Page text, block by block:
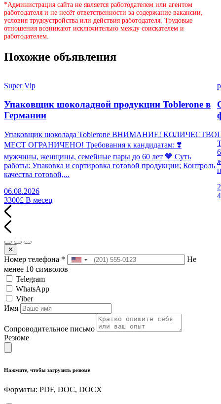
*Администрация сайта не является работодателем или агентом
работодателя и не несёт ответственности за содержание вакансии,
условия трудоустройства или действия работодателя. Трудовые
отношения возникают исключительно между соискателем и
работодателем.
Похожие объявления
Super Vip
Упаковщик шоколадной продукции Toblerone в
Германии
Упаковщик шоколада Toblerone ВНИМАНИЕ! КОЛИЧЕСТВО
МЕСТ ОГРАНИЧЕНО! Требования к кандидатам: ❣️
мужчины, женщины, семейные пары до 60 лет 💙 Суть
работы: Упаковка и сортировка готовой продукции; Контроль
качества готовой,...
06.08.2026
3300£ В месец
✕
Номер телефона *
Не
менее 10 символов
Telegram
WhatsApp
Viber
Имя
Сопроводительное письмо
Резюме
Нажмите, чтобы загрузить резюме
Форматы: PDF, DOC, DOCX